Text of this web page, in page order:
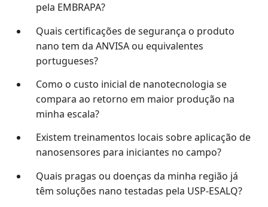
pela EMBRAPA?
Quais certificações de segurança o produto
nano tem da ANVISA ou equivalentes
portugueses?
Como o custo inicial de nanotecnologia se
compara ao retorno em maior produção na
minha escala?
Existem treinamentos locais sobre aplicação de
nanosensores para iniciantes no campo?
Quais pragas ou doenças da minha região já
têm soluções nano testadas pela USP-ESALQ?